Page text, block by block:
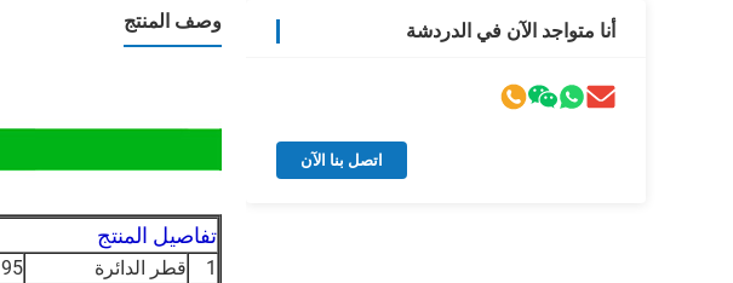
أنا متواجد الآن في الدردشة
اتصل بنا الآن
وصف المنتج
تفاصيل المنتج
1 قطر الدائرة
95 ملم ، مخصص